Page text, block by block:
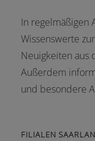
In regelmäßigen
Wissenswerte
Neuigkeiten aus
Außerdem
und besondere
FILIALEN